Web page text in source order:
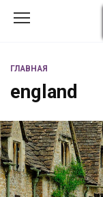
ГЛАВНАЯ
england